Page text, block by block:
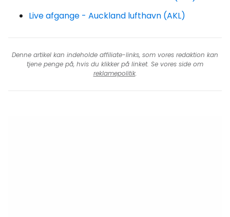
Live afgange - Auckland lufthavn (AKL)
Denne artikel kan indeholde affiliate-links, som vores redaktion kan
tjene penge på, hvis du klikker på linket. Se vores side om
reklamepolitik.